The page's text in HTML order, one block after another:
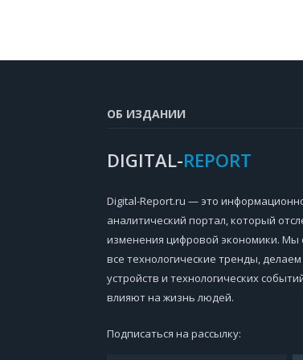
ОБ ИЗДАНИИ
DIGITAL-REPORT
Digital-Report.ru — это
аналитический портал, который
изменения цифровой экономики. Мы
все технологические тренды,
устройств и технологических
влияют на жизнь людей.
Подписаться на рассылку: